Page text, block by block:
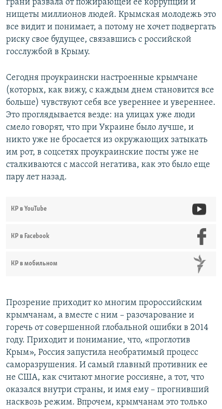
грани развала от пожирающей ее коррупции и
нищеты миллионов людей. Крымская молодежь это
все видит и понимает, а потому не хочет подвергать
риску свое будущее, связавшись с российской
госслужбой в Крыму.
Сегодня проукраински настроенные крымчане
(которых, как вижу, с каждым днем становится все
больше) чувствуют себя все увереннее и увереннее.
Это проглядывается везде: на улицах уже люди
смело говорят, что при Украине было лучше, и
никто уже не бросается из окружающих затыкать
им рот, в соцсетях проукраинские посты уже не
сталкиваются с массой негатива, как это было еще
пару лет назад.
КР в YouTube
КР в Facebook
КР в мобильном
Прозрение приходит ко многим пророссийским
крымчанам, а вместе с ним – разочарование и
горечь от совершенной глобальной ошибки в 2014
году. Приходит и понимание, что, «проглотив
Крым», Россия запустила необратимый процесс
саморазрушения. И самый главный противник ее
не США, как считают многие россияне, а тот, что
оказался внутри страны, и имя ему – прогнивший
насквозь режим. Впрочем, крымчанам это только